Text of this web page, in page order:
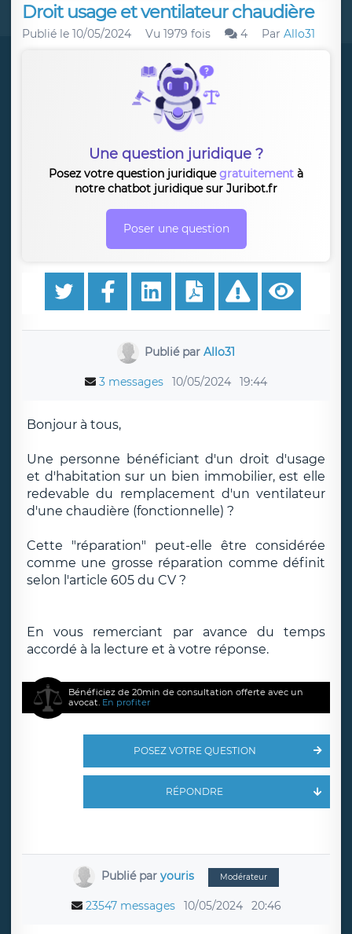
Droit usage et ventilateur chaudière
Publié le 10/05/2024 Vu 1979 fois 4 Par Allo31
Une question juridique ?
Posez votre question juridiquegratuitement à
notre chatbot juridique sur Juribot.fr
Poser une question
Publié parAllo31
3 messages 10/05/2024 19:44
Bonjour à tous,
Une personne bénéficiant d'un droit d'usage
et d'habitation sur un bien immobilier, est elle
redevable du remplacement d'un ventilateur
d'une chaudière (fonctionnelle) ?
Cette "réparation" peut-elle être considérée
comme une grosse réparation comme définit
selon l'article 605 du CV ?
En vous remerciant par avance du temps
accordé à la lecture et à votre réponse.
Bénéficiez de 20min de consultation offerte avec un
avocat. En profiter
POSEZ VOTRE QUESTION
RÉPONDRE
Publié par youris Modérateur
23547 messages 10/05/2024 20:46